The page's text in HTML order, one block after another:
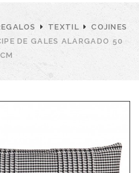
TEXTIL
COJINES
DE GALES ALARGADO 50
CM